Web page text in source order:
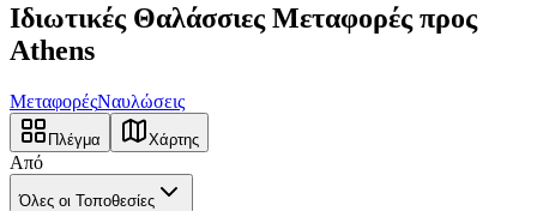
Ιδιωτικές Θαλάσσιες Μεταφορές προς
Athens
ΜεταφορέςΝαυλώσεις
Πλέγμα Χάρτης
Από
Όλες οι Τοποθεσίες